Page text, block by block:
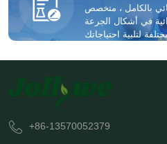
بالكامل ، متخصص
في أشكال الجرعة
+86-13570052379